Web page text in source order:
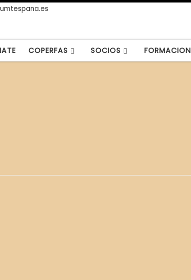
COPERFAS SOCIOS FORMACION